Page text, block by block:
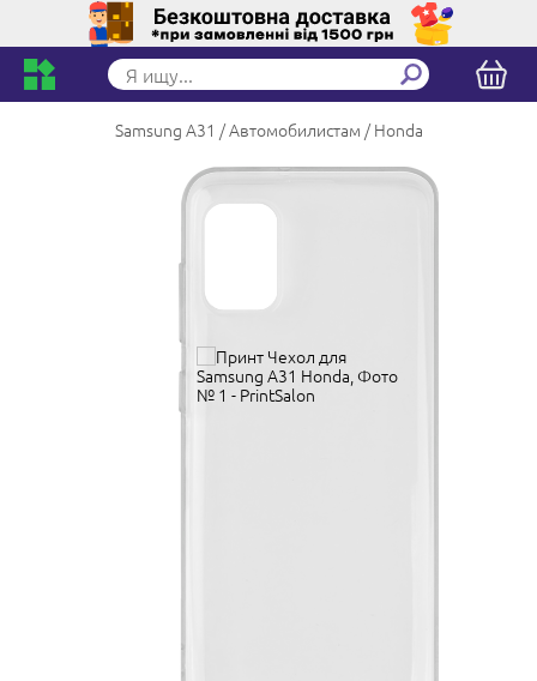
Samsung A31 Автомобилистам Honda